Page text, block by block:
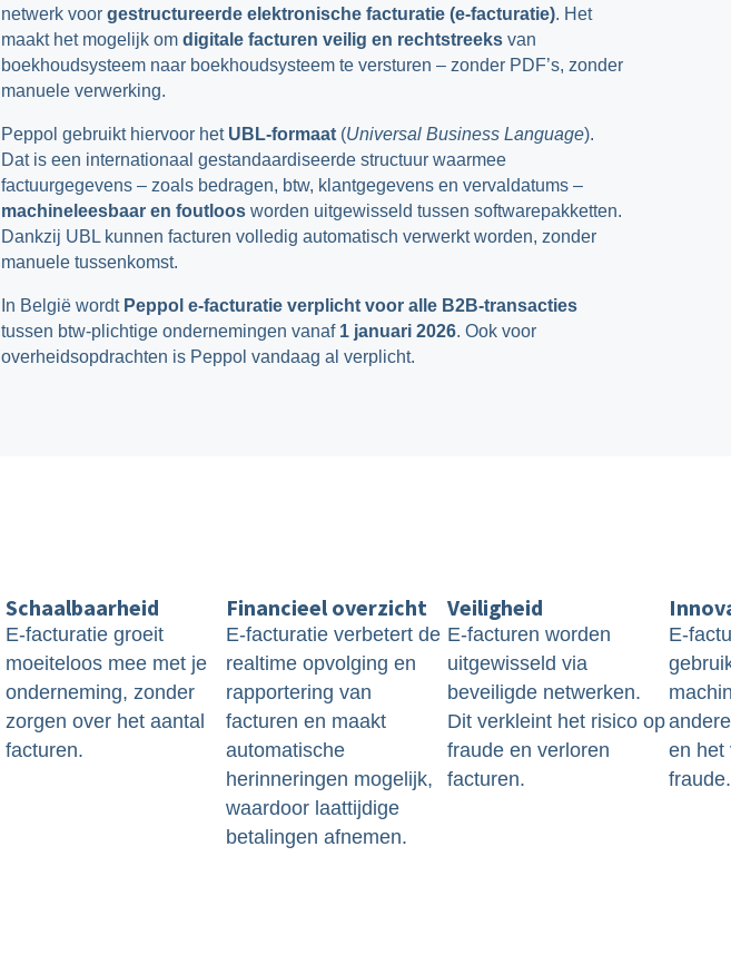
netwerk voor gestructureerde elektronische facturatie (e-facturatie). Het
maakt het mogelijk om digitale facturen veilig en rechtstreeksvan
boekhoudsysteem naar boekhoudsysteem te versturen – zonder PDF’s, zonder
manuele verwerking.
Peppol gebruikt hiervoor het UBL-formaat(Universal Business Language).
Dat is een internationaal gestandaardiseerde structuur waarmee
factuurgegevens – zoals bedragen, btw, klantgegevens en vervaldatums –
machineleesbaar en foutloosworden uitgewisseld tussen softwarepakketten.
Dankzij UBL kunnen facturen volledig automatisch verwerkt worden, zonder
manuele tussenkomst.
In België wordt Peppol e-facturatie verplicht voor alle B2B-transacties
tussen btw-plichtige ondernemingen vanaf 1 januari 2026. Ook voor
overheidsopdrachten is Peppol vandaag al verplicht.
Schaalbaarheid
E-facturatie groeit
moeiteloos mee met je
onderneming, zonder
zorgen over het aantal
facturen.
Financieel overzicht
E-facturatie verbetert de
realtime opvolging en
rapportering van
facturen en maakt
automatische
herinneringen mogelijk,
waardoor laattijdige
betalingen afnemen.
Veiligheid
E-facturen worden
uitgewisseld via
beveiligde netwerken.
Dit verkleint het risico op
fraude en verloren
facturen.
E-
en het
fraude.